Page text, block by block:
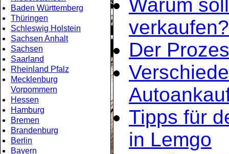
Baden Württemberg
Thüringen
Schleswig Holstein
Sachsen Anhalt
Sachsen
Saarland
Rheinland Pfalz
Mecklenburg
Vorpommern
Hessen
Hamburg
Bremen
Brandenburg
Berlin
Bayern
Warum
verkaufen?
Der
Tipps für
in Lemgo